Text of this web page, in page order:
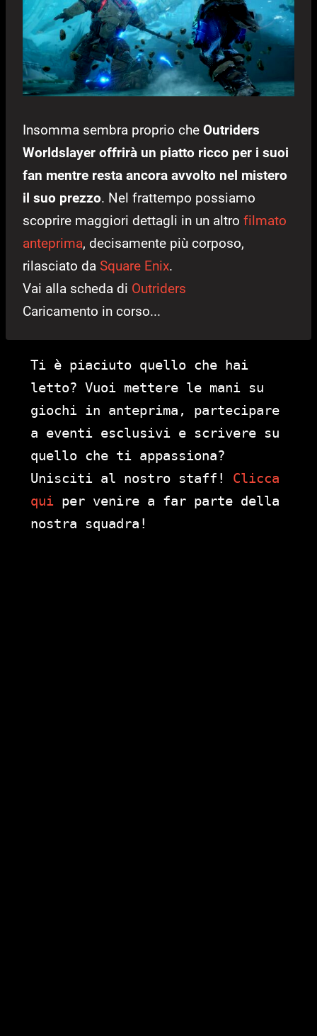
Insomma sembra proprio che Outriders
Worldslayer offrirà un piatto ricco per i suoi
fan mentre resta ancora avvolto nel mistero
il suo prezzo. Nel frattempo possiamo
scoprire maggiori dettagli in un altro filmato
anteprima, decisamente più corposo,
rilasciato da Square Enix.
Vai alla scheda di Outriders
Caricamento in corso...
Ti è piaciuto quello che hai
letto? Vuoi mettere le mani su
giochi in anteprima, partecipare
a eventi esclusivi e scrivere su
quello che ti appassiona?
Unisciti al nostro staff! Clicca
qui per venire a far parte della
nostra squadra!